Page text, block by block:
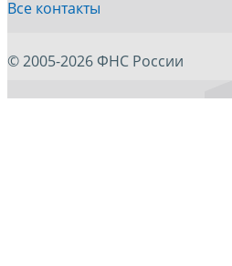
Все контакты
© 2005-2026 ФНС России